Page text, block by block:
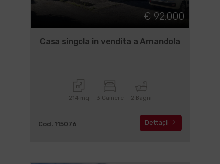
€ 92.000
Casa singola in vendita a Amandola
214 mq 3 Camere 2 Bagni
Cod. 115076 Dettagli